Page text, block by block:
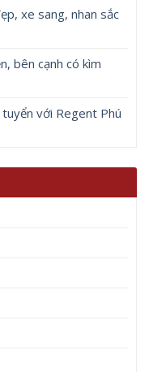
xe sang, nhan sắc
bên cạnh có kìm
với Regent Phú